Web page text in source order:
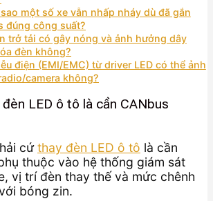
một số xe vẫn nhấp nháy dù đã gắn
đúng công suất?
trở tải có gây nóng và ảnh hưởng dây
đèn không?
điện (EMI/EMC) từ driver LED có thể ảnh
camera không?
LED ô tô là cần CANbus
cứthay đèn LED ô tô là cần
thuộc vào hệ thống giám sát
vị trí đèn thay thế và mức chênh
bóng zin.